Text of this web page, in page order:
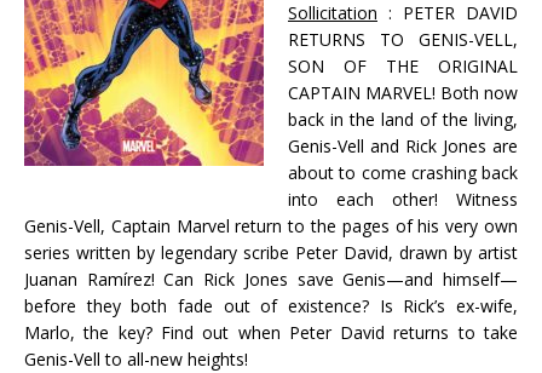
Sollicitation : PETER DAVID
RETURNS TO GENIS-VELL,
SON OF THE ORIGINAL
CAPTAIN MARVEL! Both now
back in the land of the living,
Genis-Vell and Rick Jones are
about to come crashing back
into each other! Witness
Genis-Vell, Captain Marvel return to the pages of his very own
series written by legendary scribe Peter David, drawn by artist
Juanan Ramírez! Can Rick Jones save Genis—and himself—
before they both fade out of existence? Is Rick’s ex-wife,
Marlo, the key? Find out when Peter David returns to take
Genis-Vell to all-new heights!